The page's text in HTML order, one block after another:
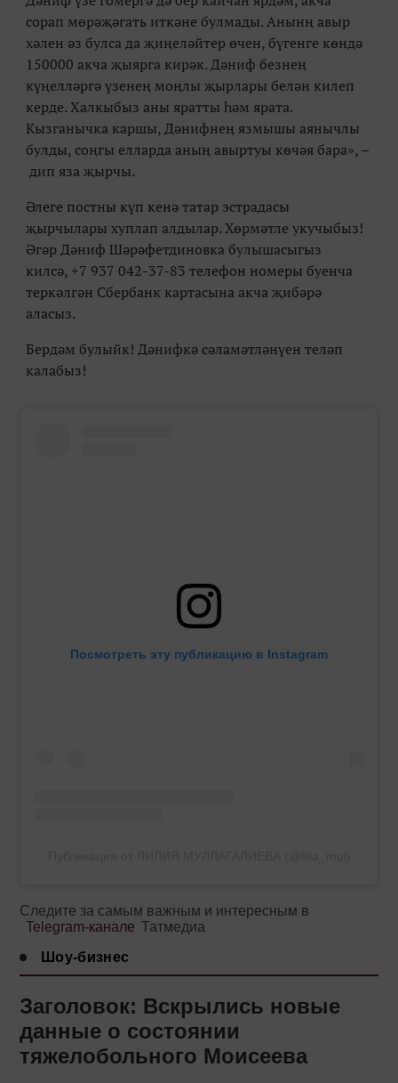
сорап мөрәҗәгать иткәне булмады. Анынң авыр
хәлен әз булса да җиңеләйтер өчен, бүгенге көндә
150000 акча җыярга кирәк. Дәниф безнең
күңелләргә үзенең моңлы җырлары белән килеп
керде. Халкыбыз аны яратты һәм ярата.
Кызганычка каршы, Дәнифнең язмышы аянычлы
булды, соңгы елларда аның авыртуы көчәя бара», –
дип яза җырчы.
Әлеге постны күп кенә татар эстрадасы
җырчылары хуплап алдылар. Хөрмәтле укучыбыз!
Әгәр Дәниф Шәрәфетдиновка булышасыгыз
килсә, +7 937 042-37-83 телефон номеры буенча
теркәлгән Сбербанк картасына акча җибәрә
аласыз.
Бердәм булыйк! Дәнифкә сәламәтләнүен теләп
калабыз!
Посмотреть эту публикацию в Instagram
Следите за самым важным и интересным в
Telegram-канале Татмедиа
Шоу-бизнес
Заголовок: Вскрылись новые
данные о состоянии
тяжелобольного Моисеева